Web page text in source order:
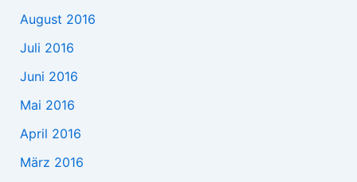
August 2016
Juli 2016
Juni 2016
Mai 2016
April 2016
März 2016